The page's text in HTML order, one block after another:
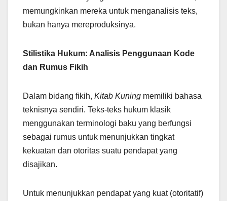
memungkinkan mereka untuk menganalisis teks,
bukan hanya mereproduksinya.
Stilistika Hukum: Analisis Penggunaan Kode
dan Rumus Fikih
Dalam bidang fikih, Kitab Kuning memiliki bahasa
teknisnya sendiri. Teks-teks hukum klasik
menggunakan terminologi baku yang berfungsi
sebagai rumus untuk menunjukkan tingkat
kekuatan dan otoritas suatu pendapat yang
disajikan.
Untuk menunjukkan pendapat yang kuat (otoritatif)